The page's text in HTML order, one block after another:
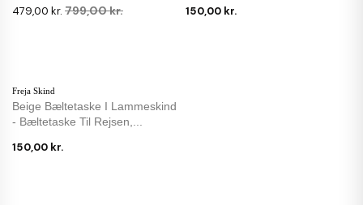
479,00 kr. 799,00 kr. 150,00 kr.
Freja Skind
Beige Bæltetaske I Lammeskind
- Bæltetaske Til Rejsen,...
150,00 kr.